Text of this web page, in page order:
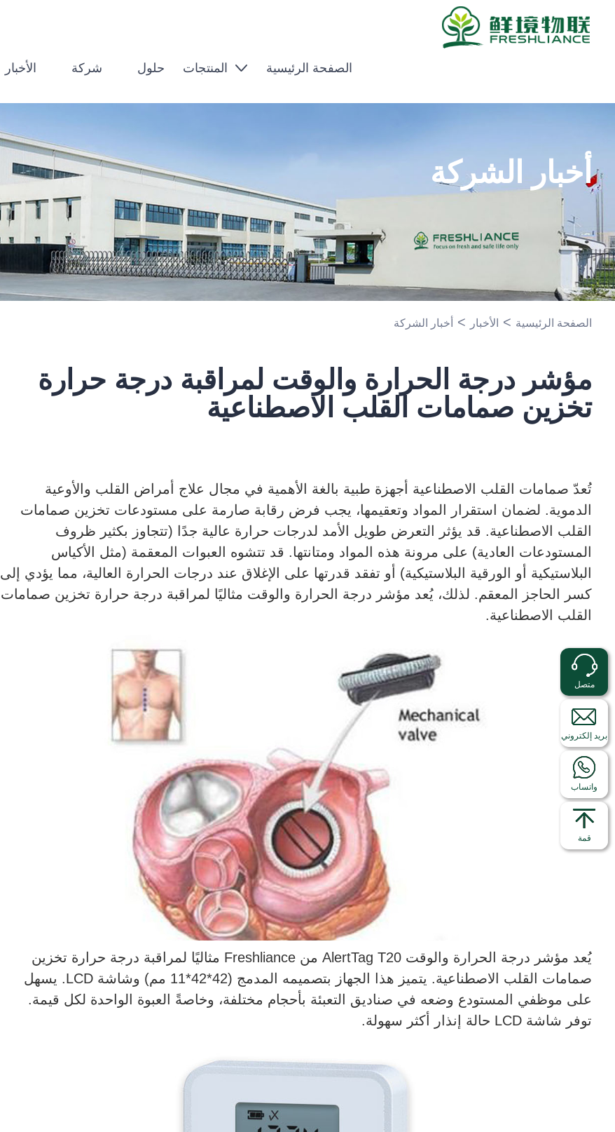
الصفحة الرئيسية المنتجات حلول شركة الأخبار
أخبار الشركة
الصفحة الرئيسية > الأخبار > أخبار الشركة
مؤشر درجة الحرارة والوقت لمراقبة درجة حرارة
تخزين صمامات القلب الاصطناعية
تُعدّ صمامات القلب الاصطناعية أجهزة طبية بالغة الأهمية في مجال علاج أمراض القلب والأوعية
الدموية. لضمان استقرار المواد وتعقيمها، يجب فرض رقابة صارمة على مستودعات تخزين صمامات
القلب الاصطناعية. قد يؤثر التعرض طويل الأمد لدرجات حرارة عالية جدًا (تتجاوز بكثير ظروف
المستودعات العادية) على مرونة هذه المواد ومتانتها. قد تتشوه العبوات المعقمة (مثل الأكياس
البلاستيكية أو الورقية البلاستيكية) أو تفقد قدرتها على الإغلاق عند درجات الحرارة العالية، مما يؤدي إلى
كسر الحاجز المعقم. لذلك، يُعد مؤشر درجة الحرارة والوقت مثاليًا لمراقبة درجة حرارة تخزين صمامات
القلب الاصطناعية.
يُعد مؤشر درجة الحرارة والوقت AlertTag T20 من Freshliance مثاليًا لمراقبة درجة حرارة تخزين
صمامات القلب الاصطناعية. يتميز هذا الجهاز بتصميمه المدمج (42*42*11 مم) وشاشة LCD. يسهل
على موظفي المستودع وضعه في صناديق التعبئة بأحجام مختلفة، وخاصةً العبوة الواحدة لكل قيمة.
توفر شاشة LCD حالة إنذار أكثر سهولة.
متصل
بريد إلكتروني
واتساب
قمة